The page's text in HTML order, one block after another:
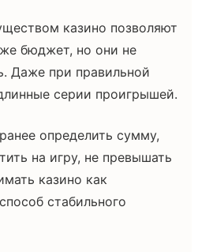
казино позволяют
бюджет, но они не
Даже при правильной
серии проигрышей.
определить сумму,
на игру, не превышать
казино как
стабильного